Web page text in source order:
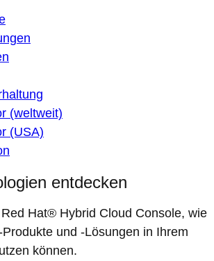
(weltweit)
(USA)
entdecken
Hat® Hybrid Cloud Console, wie
und -Lösungen in Ihrem
können.